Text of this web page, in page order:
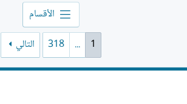
الأقسام
1
...
318 التالي